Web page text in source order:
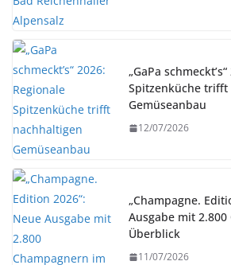
„GaPa
Spitzenküche trifft
Gemüseanbau
12/07/2026
„Champagne.
Ausgabe mit
Überblick
11/07/2026